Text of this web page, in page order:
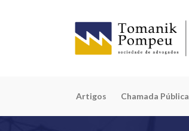
Artigos Chamada Pública